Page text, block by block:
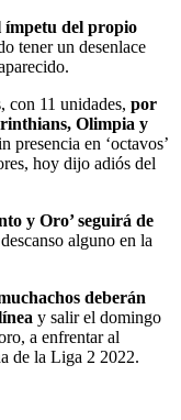
ímpetu del propio
tener un desenlace
con 11 unidades, por
Olimpia y
presencia en ‘octavos’
hoy dijo adiós del
y Oro’ seguirá de
alguno en la
deberán
y salir el domingo
a enfrentar al
de la Liga 2 2022.